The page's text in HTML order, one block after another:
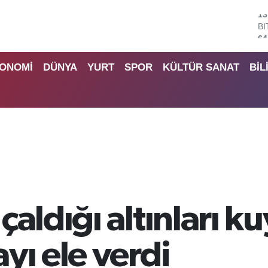
DÜNYA YURT SPOR KÜLTÜR SANAT
altınları
ele verdi